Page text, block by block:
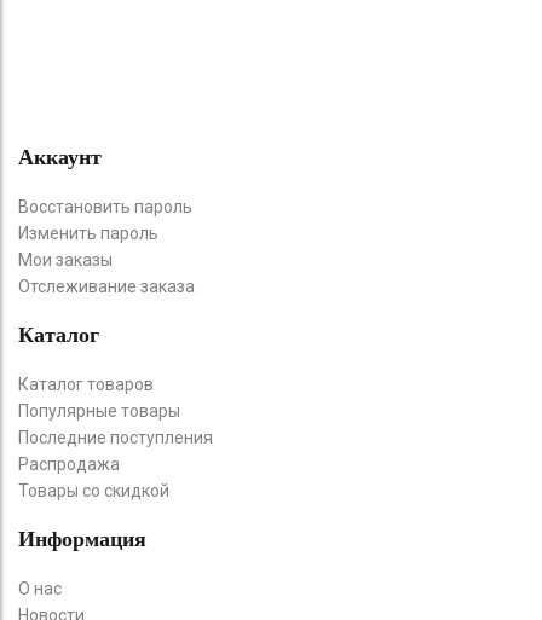
Аккаунт
Восстановить пароль
Изменить пароль
Мои заказы
Отслеживание заказа
Каталог
Каталог товаров
Популярные товары
Последние поступления
Распродажа
Товары со скидкой
Информация
О нас
Новости